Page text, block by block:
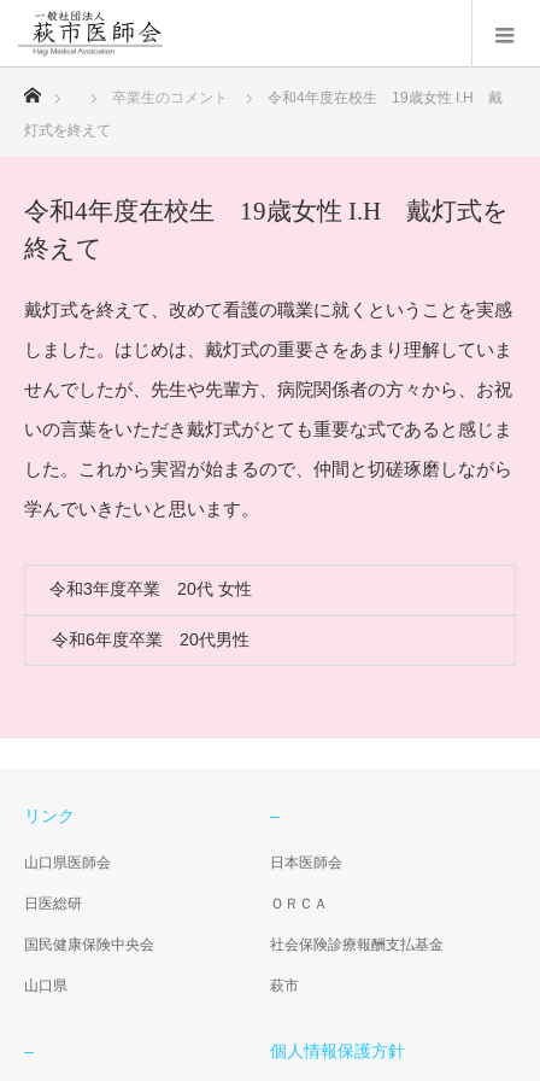
卒業生のコメント
令和4年度在校生 19歳女性 I.H 戴
灯式を終えて
令和4年度在校生 19歳女性 I.H 戴灯式を
終えて
戴灯式を終えて、改めて看護の職業に就くということを実感
しました。はじめは、戴灯式の重要さをあまり理解していま
せんでしたが、先生や先輩方、病院関係者の方々から、お祝
いの言葉をいただき戴灯式がとても重要な式であると感じま
した。これから実習が始まるので、仲間と切磋琢磨しながら
学んでいきたいと思います。
令和3年度卒業 20代 女性
令和6年度卒業 20代男性
リンク
山口県医師会
日医総研
国民健康保険中央会
山口県
–
日本医師会
ＯＲＣＡ
社会保険診療報酬支払基金
萩市
– 個人情報保護方針